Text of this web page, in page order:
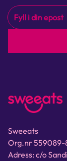
Sweeats
Org.nr 559089-
Adress: c/o